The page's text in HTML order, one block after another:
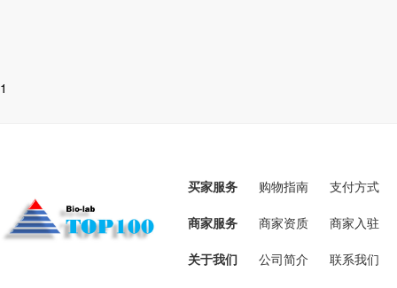
1
买家服务 购物指南 支付方式
商家服务 商家资质 商家入驻
关于我们 公司简介 联系我们